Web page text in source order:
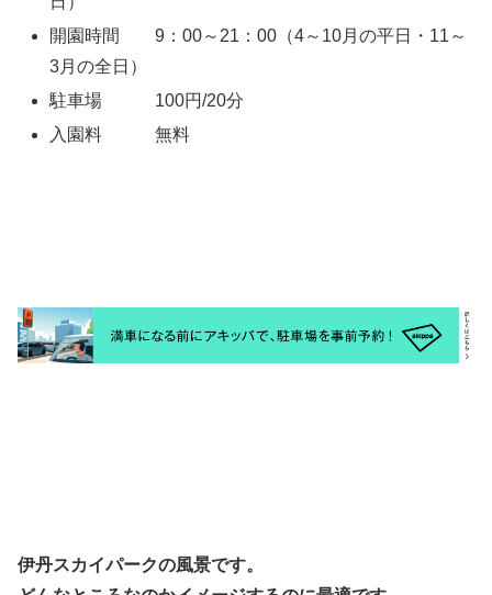
開園時間 9：00～21：00（4～10月の平日・11～
3月の全日）
駐車場 100円/20分
入園料 無料
伊丹スカイパークの風景です。